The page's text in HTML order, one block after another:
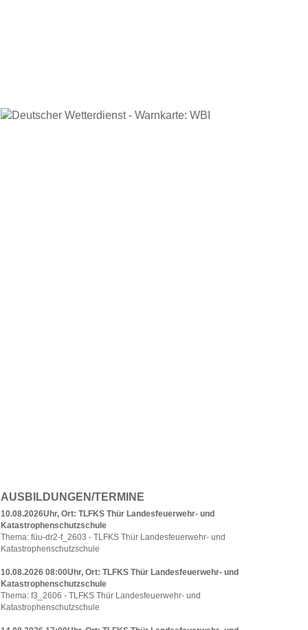
AUSBILDUNGEN/TERMINE
10.08.2026Uhr, Ort: TLFKS Thür Landesfeuerwehr- und
Katastrophenschutzschule
Thema: füu-dr2-f_2603 - TLFKS Thür Landesfeuerwehr- und
Katastrophenschutzschule
10.08.2026 08:00Uhr, Ort: TLFKS Thür Landesfeuerwehr- und
Katastrophenschutzschule
Thema: f3_2606 - TLFKS Thür Landesfeuerwehr- und
Katastrophenschutzschule